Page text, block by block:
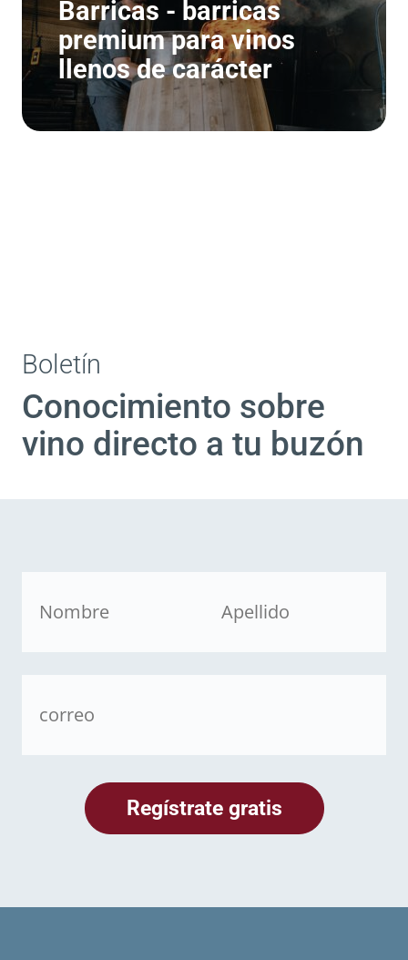
Barricas - barricas
premium para vinos
llenos de carácter
Boletín
Conocimiento sobre
vino directo a tu buzón